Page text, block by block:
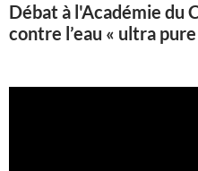
Débat à l'Académie du
contre l’eau « ultra pure